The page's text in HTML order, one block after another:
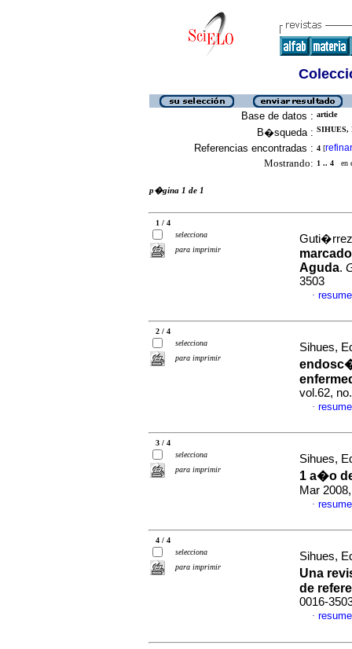
Base de datos : article
B�squeda : SIHUES,
Referencias encontradas : 4 [refinar
Mostrando: 1 .. 4 en
p�gina 1 de 1
1 / 4
selecciona
para imprimir
Aguda.
3503
·
2 / 4
selecciona
para imprimir
Sihues,
vol.62,
·
3 / 4
selecciona
para imprimir
Sihues,
1 a�o
Mar
·
4 / 4
selecciona
para imprimir
Sihues,
Una
de
0016-
·